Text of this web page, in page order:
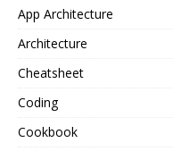
App Architecture
Architecture
Cheatsheet
Coding
Cookbook